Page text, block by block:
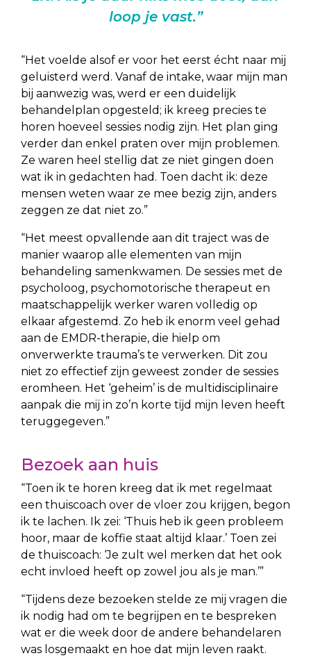
loop je vast.”
“Het voelde alsof er voor het eerst écht naar mij
geluisterd werd. Vanaf de intake, waar mijn man
bij aanwezig was, werd er een duidelijk
behandelplan opgesteld; ik kreeg precies te
horen hoeveel sessies nodig zijn. Het plan ging
verder dan enkel praten over mijn problemen.
Ze waren heel stellig dat ze niet gingen doen
wat ik in gedachten had. Toen dacht ik: deze
mensen weten waar ze mee bezig zijn, anders
zeggen ze dat niet zo.”
“Het meest opvallende aan dit traject was de
manier waarop alle elementen van mijn
behandeling samenkwamen. De sessies met de
psycholoog, psychomotorische therapeut en
maatschappelijk werker waren volledig op
elkaar afgestemd. Zo heb ik enorm veel gehad
aan de EMDR-therapie, die hielp om
onverwerkte trauma’s te verwerken. Dit zou
niet zo effectief zijn geweest zonder de sessies
eromheen. Het ‘geheim’ is de multidisciplinaire
aanpak die mij in zo’n korte tijd mijn leven heeft
teruggegeven.”
Bezoek aan huis
“Toen ik te horen kreeg dat ik met regelmaat
een thuiscoach over de vloer zou krijgen, begon
ik te lachen. Ik zei: ‘Thuis heb ik geen probleem
hoor, maar de koffie staat altijd klaar.’ Toen zei
de thuiscoach: ‘Je zult wel merken dat het ook
echt invloed heeft op zowel jou als je man.’”
“Tijdens deze bezoeken stelde ze mij vragen die
ik nodig had om te begrijpen en te bespreken
wat er die week door de andere behandelaren
was losgemaakt en hoe dat mijn leven raakt.